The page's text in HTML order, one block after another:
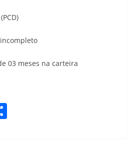
03 meses na carteira